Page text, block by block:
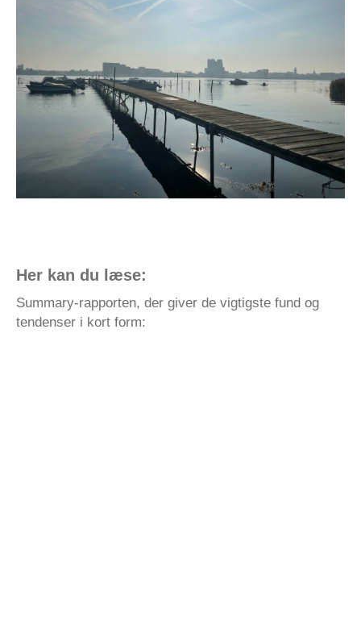
Her kan du læse:
Summary-rapporten, der giver de vigtigste fund og
tendenser i kort form: